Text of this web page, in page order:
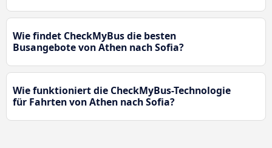
Wie findet CheckMyBus die besten
Busangebote von Athen nach Sofia?
Wie funktioniert die CheckMyBus-Technologie
für Fahrten von Athen nach Sofia?